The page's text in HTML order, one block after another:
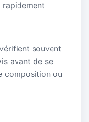
souvent
avant de se
composition ou